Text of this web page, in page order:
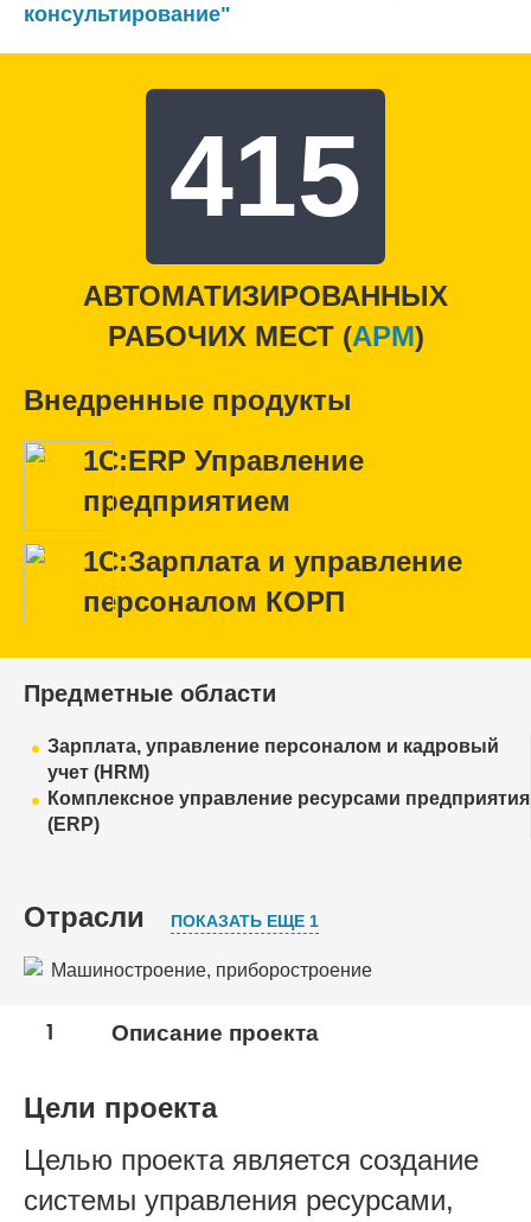
консультирование"
415
АВТОМАТИЗИРОВАННЫХ
РАБОЧИХ МЕСТ (APM)
Внедренные продукты
1С:ERP Управление
предприятием
1С:Зарплата и управление
персоналом КОРП
Предметные области
Зарплата, управление персоналом и кадровый
учет (HRM)
Комплексное управление ресурсами предприятия
(ERP)
Отрасли ПОКАЗАТЬ ЕЩЕ 1
Машиностроение, приборостроение
Оборонно-промышленный комплекс
1 Описание проекта
Цели проекта
Целью проекта является создание
системы управления ресурсами,